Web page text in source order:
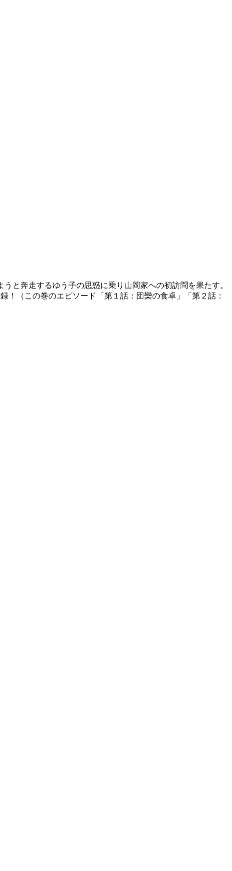
と奔走するゆう子の思惑に乗り山岡家への初訪問を果たす。
！（この巻のエピソード「第１話：団欒の食卓」「第２話：